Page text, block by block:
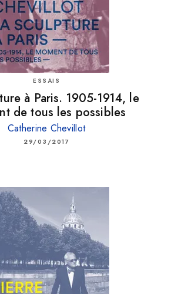
ESSAIS
à Paris. 1905-1914, le
de tous les possibles
Catherine Chevillot
29/03/2017